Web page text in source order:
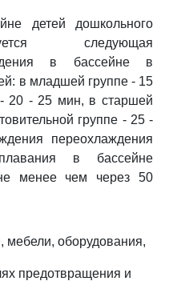
детей дошкольного
следующая
в бассейне в
в младшей группе - 15
20 - 25 мин, в старшей
группе - 25 -
переохлаждения
в бассейне
менее чем через 50
оборудования,
предотвращения и